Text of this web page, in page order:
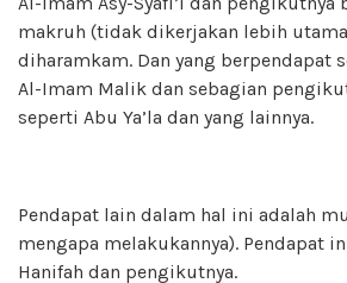
makruh (tidak dikerjakan lebih
diharamkam. Dan yang berpendapat
Al-Imam Malik dan sebagian
seperti Abu Ya’la dan yang lainnya.
Pendapat lain dalam hal ini adalah
mengapa melakukannya). Pendapat
Hanifah dan pengikutnya.